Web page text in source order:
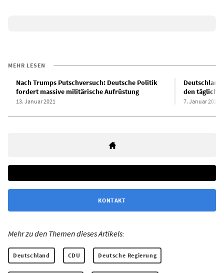
MEHR LESEN
Nach Trumps Putschversuch: Deutsche Politik
fordert massive militärische Aufrüstung
13. Januar 2021
den
7. Januar 2021
KONTAKT
Mehr zu den Themen dieses Artikels:
Deutschland CDU Deutsche Regierung